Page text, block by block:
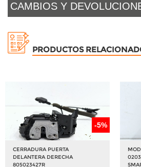
CAMBIOS Y
PRODUCTOS
-5%
CERRADURA PUERTA
DELANTERA DERECHA
805023427R